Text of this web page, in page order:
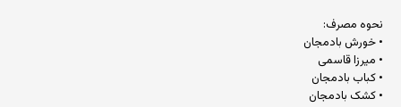
نحوه مصرف:
• خورش بادمجان
• میرزا قاسمی
• کباب بادمجان
• کشک بادمجان